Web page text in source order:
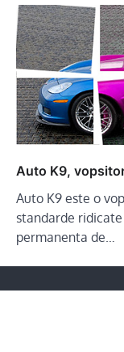
Auto K9,
Auto K9 este o
standarde
permanenta de…